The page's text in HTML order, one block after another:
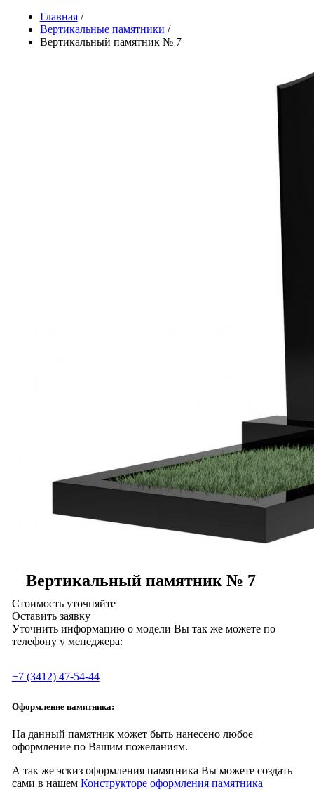
Главная /
Вертикальные памятники /
Вертикальный памятник № 7
Вертикальный памятник № 7
Стоимость уточняйте
Оставить заявку
Уточнить информацию о модели Вы так же можете по
телефону у менеджера:
+7 (3412) 47-54-44
Оформление памятника:
На данный памятник может быть нанесено любое
оформление по Вашим пожеланиям.
А так же эскиз оформления памятника Вы можете создать
сами в нашем Конструкторе оформления памятника